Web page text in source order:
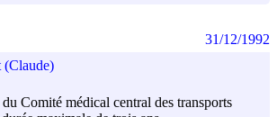
(Claude)
du Comité médical central des transports
31/12/1992